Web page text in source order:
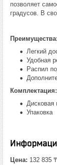
позволяет
градусов. В
Преимущества:
Легкий
Удобная
Распил
Комплектация:
Дисковая
Упаковка
Цена: 132 835 ₸